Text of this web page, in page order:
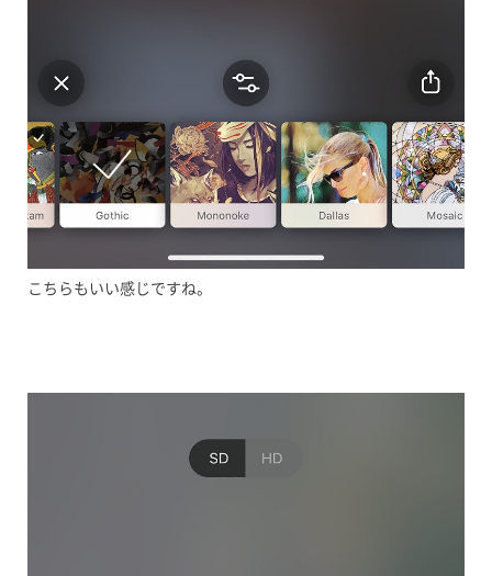
こちらもいい感じですね。